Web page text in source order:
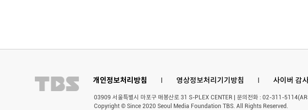
개인정보처리방침 l 영상정보처리기기방침 l 사이버 감
03909 서울특별시 마포구 매봉산로 31 S-PLEX CENTER | 문의전화 : 02-311-
Copyright © Since 2020 Seoul Media Foundation TBS. All Rights Reserved.